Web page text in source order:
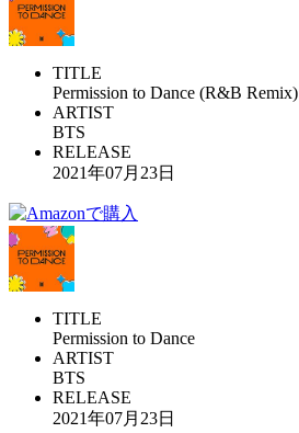
TITLE
Permission to Dance (R&B Remix)
ARTIST
BTS
RELEASE
2021年07月23日
TITLE
Permission to Dance
ARTIST
BTS
RELEASE
2021年07月23日